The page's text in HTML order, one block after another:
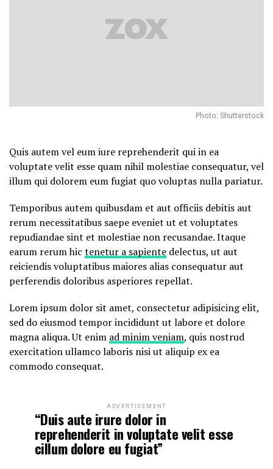
Photo: Shutterstock
Quis autem vel eum iure reprehenderit qui in ea
voluptate velit esse quam nihil molestiae consequatur, vel
illum qui dolorem eum fugiat quo voluptas nulla pariatur.
Temporibus autem quibusdam et aut officiis debitis aut
rerum necessitatibus saepe eveniet ut et voluptates
repudiandae sint et molestiae non recusandae. Itaque
earum rerum hic tenetur a sapiente delectus, ut aut
reiciendis voluptatibus maiores alias consequatur aut
perferendis doloribus asperiores repellat.
Lorem ipsum dolor sit amet, consectetur adipisicing elit,
sed do eiusmod tempor incididunt ut labore et dolore
magna aliqua. Ut enim ad minim veniam, quis nostrud
exercitation ullamco laboris nisi ut aliquip ex ea
commodo consequat.
ADVERTISEMENT
“Duis aute irure dolor in
reprehenderit in voluptate velit esse
cillum dolore eu fugiat”